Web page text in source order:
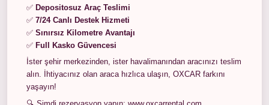
✅ Depositosuz Araç Teslimi
✅ 7/24 Canlı Destek Hizmeti
✅ Sınırsız Kilometre Avantajı
✅ Full Kasko Güvencesi
İster şehir merkezinden, ister havalimanından aracınızı teslim
alın. İhtiyacınız olan araca hızlıca ulaşın, OXCAR farkını
yaşayın!